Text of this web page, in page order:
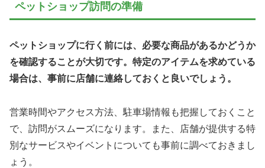
ペットショップ訪問の準備
ペットショップに行く前には、必要な商品があるかどうか
を確認することが大切です。特定のアイテムを求めている
場合は、事前に店舗に連絡しておくと良いでしょう。
営業時間やアクセス方法、駐車場情報も把握しておくこと
で、訪問がスムーズになります。また、店舗が提供する特
別なサービスやイベントについても事前に調べておきまし
ょう。